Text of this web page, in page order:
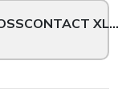
305/40 ZR22 114W